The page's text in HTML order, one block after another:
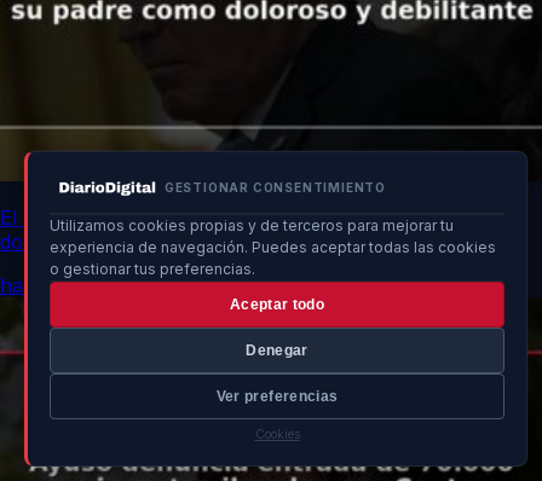
GESTIONAR CONSENTIMIENTO
Utilizamos cookies propias y de terceros para mejorar tu
experiencia de navegación. Puedes aceptar todas las cookies
o gestionar tus preferencias.
Aceptar todo
Denegar
Ver preferencias
Cookies
El hijo de Biden describe el cáncer de su padre como
doloroso y debilitante
hace 10h